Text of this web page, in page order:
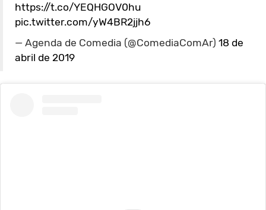
https://t.co/YEQHGOV0hu
pic.twitter.com/yW4BR2jjh6
— Agenda de Comedia (@ComediaComAr) 18 de
abril de 2019